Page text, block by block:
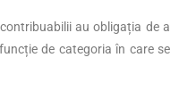
au obligația de a
de categoria în care se